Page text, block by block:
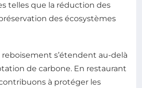
telles que la réduction des
des écosystèmes
s’étendent au-delà
de carbone. En restaurant
à protéger les